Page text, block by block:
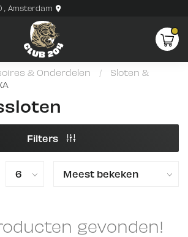
, Amsterdam
& Onderdelen /
Sloten &
Filters
gevonden!